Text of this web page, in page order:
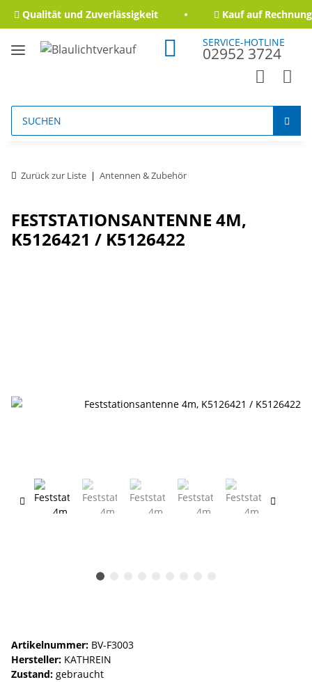
Qualität und Zuverlässigkeit Kauf auf Rechnung
SERVICE-HOTLINE
02952 3724
Zurück zur Liste Antennen & Zubehör
FESTSTATIONSANTENNE 4M,
K5126421 / K5126422
Artikelnummer: BV-F3003
Hersteller: KATHREIN
Zustand: gebraucht